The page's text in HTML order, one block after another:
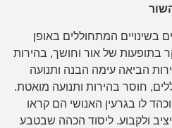
בשינויים המתחוללים באופן
בתופעות של אור וחושך, בהירות
הביאה עימה הבנה ותנועה
חוסר בהירות ותנועה מואטת.
לו בגרעין האנושי הם קראו
ולקבוע. ליסוד הכהה שבטבע